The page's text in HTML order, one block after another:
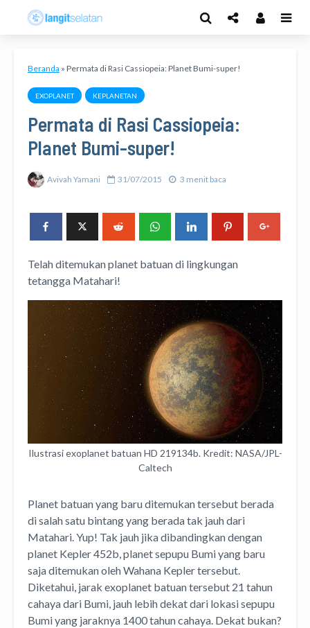
Beranda » Permata di Rasi Cassiopeia: Planet Bumi-super!
EXOPLANET KEPLANETAN
Permata di Rasi Cassiopeia:
Planet Bumi-super!
Avivah Yamani 31/07/2015 3 menit baca
Telah ditemukan planet batuan di lingkungan
tetangga Matahari!
Ilustrasi exoplanet batuan HD 219134b. Kredit: NASA/JPL-
Caltech
Planet batuan yang baru ditemukan tersebut berada
di salah satu bintang yang berada tak jauh dari
Matahari. Yup! Tak jauh jika dibandingkan dengan
planet Kepler 452b, planet sepupu Bumi yang baru
saja ditemukan oleh Wahana Kepler tersebut.
Diketahui, jarak exoplanet batuan tersebut 21 tahun
cahaya dari Bumi, jauh lebih dekat dari lokasi sepupu
Bumi yang jaraknya 1400 tahun cahaya. Dekat bukan?